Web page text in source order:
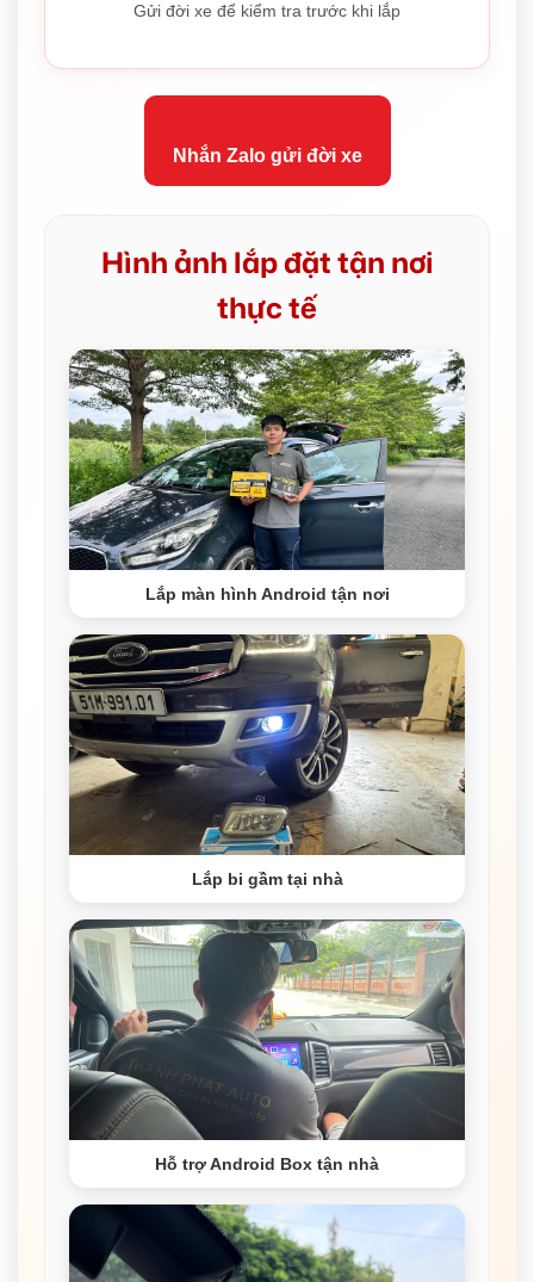
Gửi đời xe để kiểm tra trước khi lắp
Nhắn Zalo gửi đời xe
Hình ảnh lắp đặt tận nơi
thực tế
Lắp màn hình Android tận nơi
Lắp bi gầm tại nhà
Hỗ trợ Android Box tận nhà